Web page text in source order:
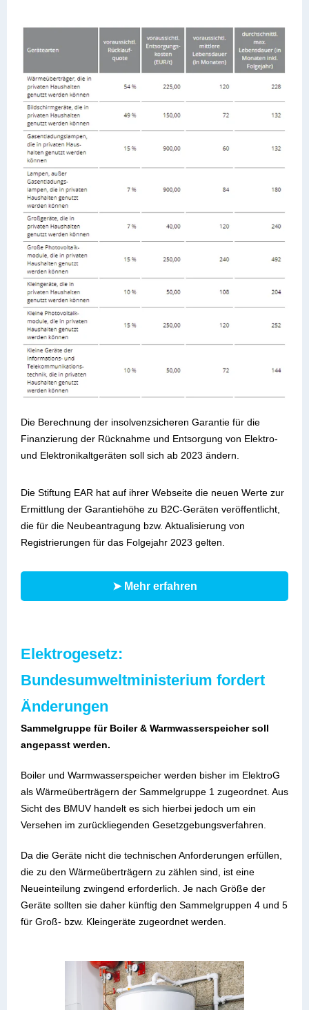
Die Berechnung der insolvenzsicheren Garantie für die
Finanzierung der Rücknahme und Entsorgung von Elektro-
und Elektronikaltgeräten soll sich ab 2023 ändern.
Die Stiftung EAR hat auf ihrer Webseite die neuen Werte zur
Ermittlung der Garantie­höhe zu B2C-Geräten veröffent­licht,
die für die Neubean­tragung bzw. Aktualisierung von
Registrie­rungen für das Folgejahr 2023 gelten.
➤ Mehr erfahren
Elektrogesetz:
Bundesumweltministerium fordert
Änderungen
Sammelgruppe für Boiler & Warmwasserspeicher soll
angepasst werden.
Boiler und Warmwasserspeicher werden bisher im ElektroG
als Wärmeüberträgern der Sammelgruppe 1 zugeordnet. Aus
Sicht des BMUV handelt es sich hierbei jedoch um ein
Versehen im zurückliegenden Gesetzgebungsverfahren.
Da die Geräte nicht die technischen Anforderungen erfüllen,
die zu den Wärmeüberträgern zu zählen sind, ist eine
Neueinteilung zwingend erforderlich. Je nach Größe der
Geräte sollten sie daher künftig den Sammelgruppen 4 und 5
für Groß- bzw. Kleingeräte zugeordnet werden.